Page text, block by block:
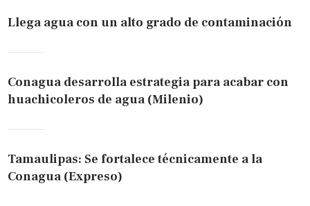
Llega agua con un alto grado de contaminación
Conagua desarrolla estrategia para acabar con
huachicoleros de agua (Milenio)
Tamaulipas: Se fortalece técnicamente a la
Conagua (Expreso)